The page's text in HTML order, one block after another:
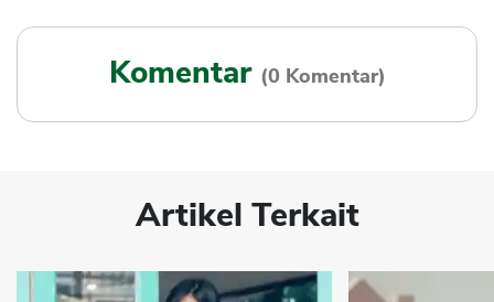
Komentar (0 Komentar)
Artikel Terkait